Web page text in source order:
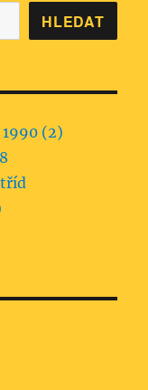
HLEDAT
(2)
tříd